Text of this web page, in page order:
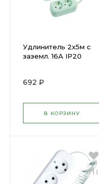
Удлинитель 2х5м с
заземл. 16А IP20
692 ₽
В КОРЗИНУ